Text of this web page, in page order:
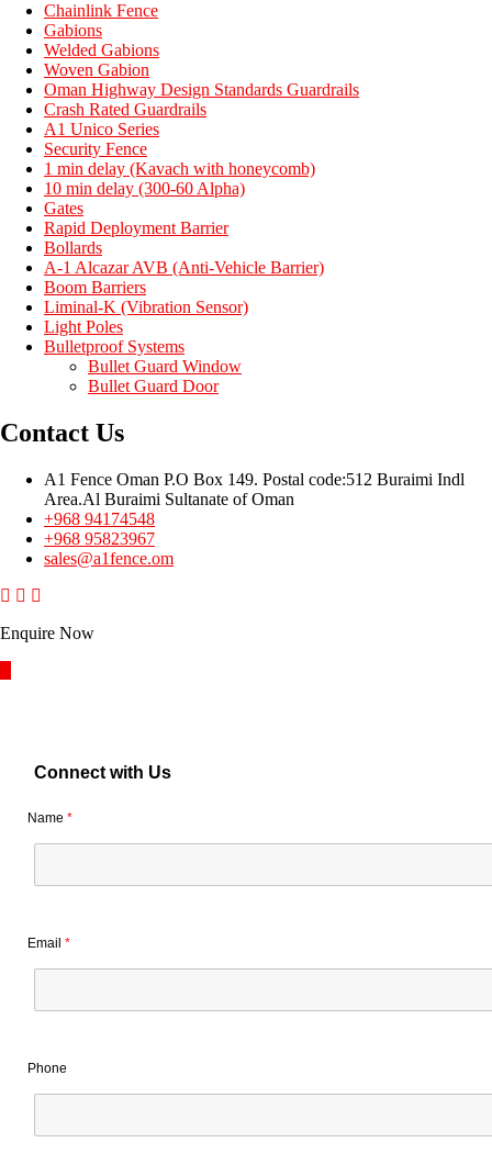
Chainlink Fence
Gabions
Welded Gabions
Woven Gabion
Oman Highway Design Standards Guardrails
Crash Rated Guardrails
A1 Unico Series
Security Fence
1 min delay (Kavach with honeycomb)
10 min delay (300-60 Alpha)
Gates
Rapid Deployment Barrier
Bollards
A-1 Alcazar AVB (Anti-Vehicle Barrier)
Boom Barriers
Liminal-K (Vibration Sensor)
Light Poles
Bulletproof Systems
Bullet Guard Window
Bullet Guard Door
Contact Us
A1 Fence Oman P.O Box 149. Postal code:512 Buraimi Indl
Area.Al Buraimi Sultanate of Oman
+968 94174548
+968 95823967
sales@a1fence.om
Enquire Now
Connect with Us
Name *
Email *
Phone